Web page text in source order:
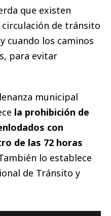
que existen
de tránsito
cuando los caminos
para evitar
municipal
la prohibición de
con
de las 72 horas
lo establece
de Tránsito y